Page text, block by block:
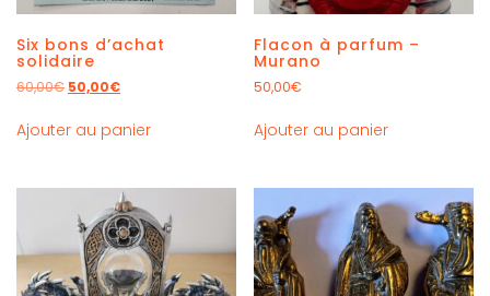
Six bons d’achat
solidaire
60,00€ 50,00€
Ajouter au panier
Flacon à parfum –
Murano
50,00€
Ajouter au panier